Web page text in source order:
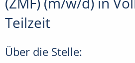
Teilzeit
Über die Stelle: